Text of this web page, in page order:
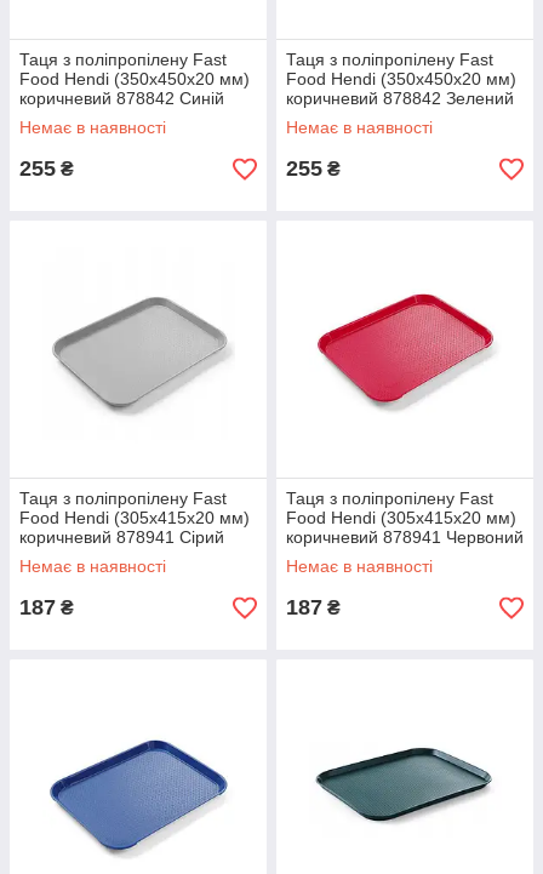
Таця з поліпропілену Fast
Food Hendi (350x450x20 мм)
коричневий 878842 Синій
Немає в наявності
255 ₴
Таця з поліпропілену Fast
Food Hendi (350x450x20 мм)
коричневий 878842 Зелений
Немає в наявності
255 ₴
Таця з поліпропілену Fast
Food Hendi (305x415x20 мм)
коричневий 878941 Сірий
Немає в наявності
187 ₴
Таця з поліпропілену Fast
Food Hendi (305x415x20 мм)
коричневий 878941 Червоний
Немає в наявності
187 ₴